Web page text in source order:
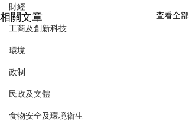
財經
工商及創新科技
環境
政制
民政及文體
食物安全及環境衛生
相關文章 查看全部